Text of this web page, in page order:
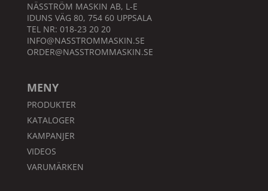
NÄSSTRÖM MASKIN AB, L-E
IDUNS VÄG 80, 754 60 UPPSALA
TEL NR: 018-23 20 20
INFO@NASSTROMMASKIN.SE
ORDER@NASSTROMMASKIN.SE
MENY
PRODUKTER
KATALOGER
KAMPANJER
VIDEOS
VARUMÄRKEN